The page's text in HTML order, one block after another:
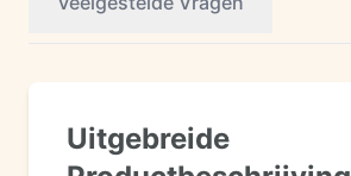
Uitgebreide